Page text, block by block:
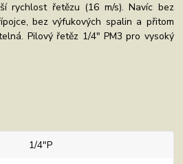
rychlost řetězu (16 m/s). Navíc bez
bez výfukových spalin a přitom
Pilový řetěz 1/4" PM3 pro vysoký
1/4"P